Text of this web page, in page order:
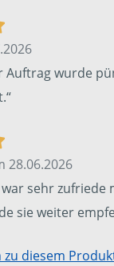
Auftrag wurde
28.06.2026
war sehr zufriede
sie weiter
diesem